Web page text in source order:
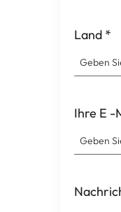
Land *
Ihre E -